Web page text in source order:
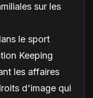
sur les
le sport
Keeping
les affaires
d'image qui